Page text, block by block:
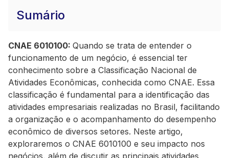
Sumário
CNAE 6010100: Quando se trata de entender o
funcionamento de um negócio, é essencial ter
conhecimento sobre a Classificação Nacional de
Atividades Econômicas, conhecida como CNAE. Essa
classificação é fundamental para a identificação das
atividades empresariais realizadas no Brasil, facilitando
a organização e o acompanhamento do desempenho
econômico de diversos setores. Neste artigo,
exploraremos o CNAE 6010100 e seu impacto nos
negócios, além de discutir as principais atividades